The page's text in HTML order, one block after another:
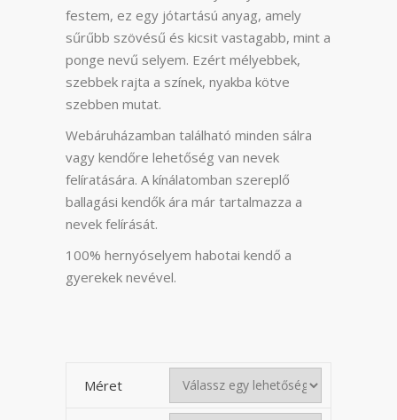
festem, ez egy jótartású anyag, amely
sűrűbb szövésű és kicsit vastagabb, mint a
ponge nevű selyem. Ezért mélyebbek,
szebbek rajta a színek, nyakba kötve
szebben mutat.
Webáruházamban található minden sálra
vagy kendőre lehetőség van nevek
felíratására. A kínálatomban szereplő
ballagási kendők ára már tartalmazza a
nevek felírását.
100% hernyóselyem habotai kendő a
gyerekek nevével.
Méret